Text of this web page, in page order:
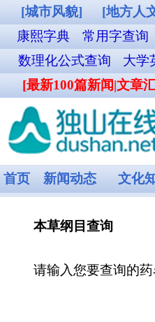
[城市风貌] [地方人文] [旅游景点]
康熙字典
常用字查询 古汉语字典
数理化公式查询
大学英语单词 英语
[最新100篇新闻|文章汇总]
历史上
新闻动态 文化知识 网络文摘
本草纲目查询
图1160幅，分为16部、60类。是